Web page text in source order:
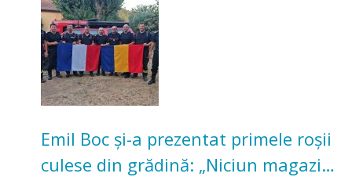
Emil Boc și-a prezentat primele roșii
culese din grădină: „Niciun magazin